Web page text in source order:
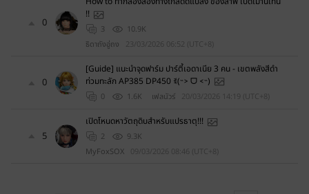
0
!!
3
10.9K
ธิดาถังอู่ถง
23/03/2026 06:52 (UTC+8)
0
[Guide] แนะนำจุดฟาร์ม ปาร์ตี้เอดาเนีย 3 คน - เขตพลังสีดำ
ท่วมทะลัก AP385 DP450 ꉂ(˵˃ ᗜ ˂˵)
0 1.6K เฟลนัวร์ 20/03/2026 14:19 (UTC+8)
5
เปิดโหนดหาวัตถุดิบสำหรับแปรธาตุ!!!
2
9.3K
MyFoxSOX
09/03/2026 08:46 (UTC+8)